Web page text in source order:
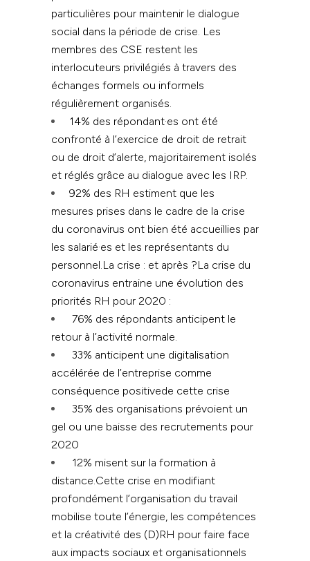
particulières pour maintenir le dialogue
social dans la période de crise. Les
membres des CSE restent les
interlocuteurs privilégiés à travers des
échanges formels ou informels
régulièrement organisés.
14% des répondant·es ont été
confronté à l’exercice de droit de retrait
ou de droit d’alerte, majoritairement isolés
et réglés grâce au dialogue avec les IRP.
92% des RH estiment que les
mesures prises dans le cadre de la crise
du coronavirus ont bien été accueillies par
les salarié·es et les représentants du
personnel.La crise : et après ?La crise du
coronavirus entraine une évolution des
priorités RH pour 2020 :
76% des répondants anticipent le
retour à l’activité normale.
33% anticipent une digitalisation
accélérée de l’entreprise comme
conséquence positivede cette crise
35% des organisations prévoient un
gel ou une baisse des recrutements pour
2020
12% misent sur la formation à
distance.Cette crise en modifiant
profondément l’organisation du travail
mobilise toute l’énergie, les compétences
et la créativité des (D)RH pour faire face
aux impacts sociaux et organisationnels